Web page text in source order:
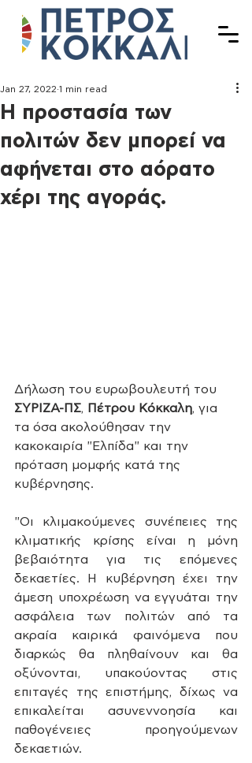
Η προστασία των
πολιτών δεν μπορεί να
αφήνεται στο αόρατο
χέρι της αγοράς.
Jan 27, 2022 1 min read
Δήλωση του ευρωβουλευτή του
ΣΥΡΙΖΑ-ΠΣ, Πέτρου Κόκκαλη, για
τα όσα ακολούθησαν την
κακοκαιρία "Ελπίδα" και την
πρόταση μομφής κατά της
κυβέρνησης.
"Οι κλιμακούμενες συνέπειες της
κλιματικής κρίσης είναι η μόνη
βεβαιότητα για τις επόμενες
δεκαετίες. Η κυβέρνηση έχει την
άμεση υποχρέωση να εγγυάται την
ασφάλεια των πολιτών από τα
ακραία καιρικά φαινόμενα που
διαρκώς θα πληθαίνουν και θα
οξύνονται, υπακούοντας στις
επιταγές της επιστήμης, δίχως να
επικαλείται ασυνεννοησία και
παθογένειες προηγούμενων
δεκαετιών.